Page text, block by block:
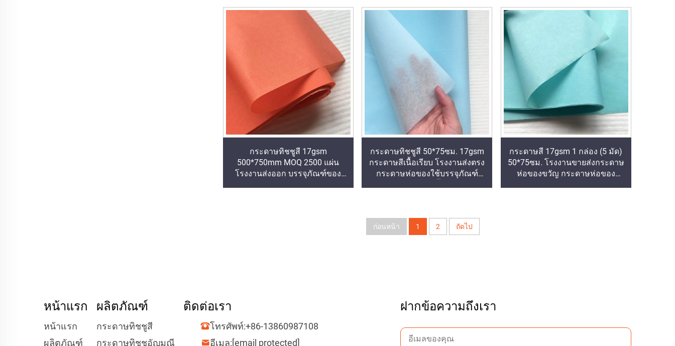
กระดาษทิชชู
ทิชชูสำหรับห่อของ
กระดาษทิชชูสี 17gsm
500*750mm MOQ 2500 แผ่น
โรงงานส่งออก บรรจุภัณฑ์ของ
กระดาษทิชชูสี 50*75ซม. 17gsm
กระดาษสีเนื้อเรียบ โรงงานส่งตรง
กระดาษห่อของใช้บรรจุภัณฑ์
กระดาษสี 17gsm 1 กล่อง (5 มัด)
50*75ซม. โรงงานขายส่งกระดาษ
ห่อของขวัญ กระดาษห่อของ
ก่อนหน้า 1 2 ถัดไป
หน้าแรก
หน้าแรก
ผลิตภัณฑ์
ผลิตภัณฑ์
กระดาษทิชชูสี
กระดาษทิชชูอัญมณี
ติดต่อเรา
โทรศัพท์:+86-13860987108
อีเมล:[email protected]
ฝากข้อความถึงเรา